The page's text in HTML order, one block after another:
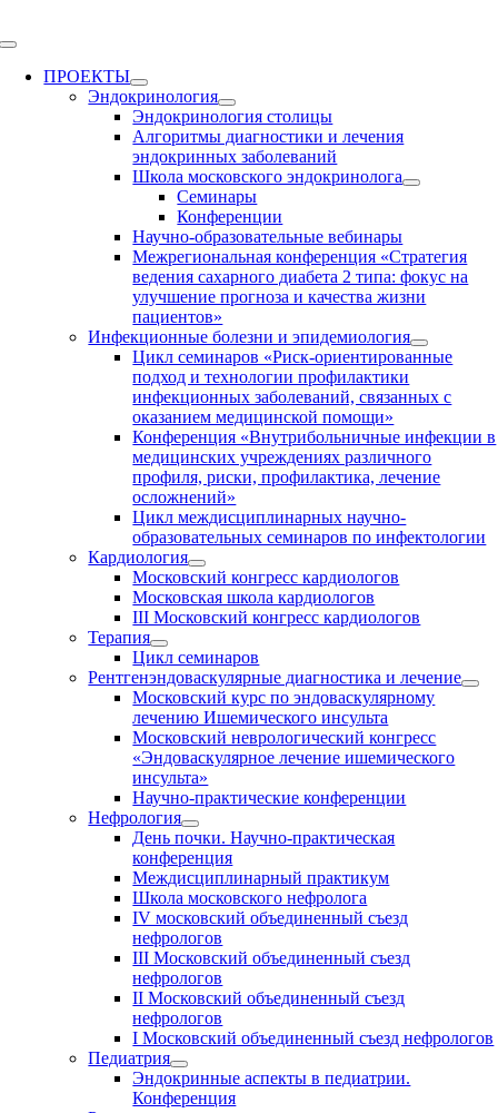
to
Toggle
NavigationПРОЕКТЫ
Эндокринология
Эндокринология столицы
Алгоритмы диагностики и лечения
эндокринных заболеваний
Школа московского эндокринолога
Семинары
Конференции
Научно-образовательные вебинары
Межрегиональная конференция «Стратегия
ведения сахарного диабета 2 типа: фокус на
улучшение прогноза и качества жизни
пациентов»
Инфекционные болезни и эпидемиология
Цикл семинаров «Риск-ориентированные
подход и технологии профилактики
инфекционных заболеваний, связанных с
оказанием медицинской помощи»
Конференция «Внутрибольничные инфекции в
медицинских учреждениях различного
профиля, риски, профилактика, лечение
осложнений»
Цикл междисциплинарных научно-
образовательных семинаров по инфектологии
Кардиология
Московский конгресс кардиологов
Московская школа кардиологов
III Московский конгресс кардиологов
Терапия
Цикл семинаров
Рентгенэндоваскулярные диагностика и лечение
Московский курс по эндоваскулярному
лечению Ишемического инсульта
Московский неврологический конгресс
«Эндоваскулярное лечение ишемического
инсульта»
Научно-практические конференции
Нефрология
День почки. Научно-практическая
конференция
Междисциплинарный практикум
Школа московского нефролога
IV московский объединенный съезд
нефрологов
III Московский объединенный съезд
нефрологов
II Московский объединенный съезд
нефрологов
I Московский объединенный съезд нефрологов
Педиатрия
Эндокринные аспекты в педиатрии.
Конференция